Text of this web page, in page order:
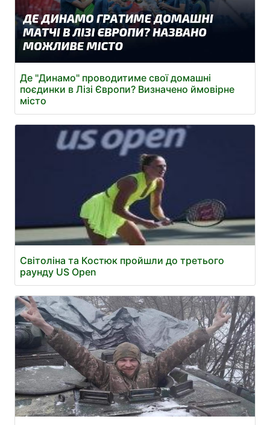
Де "Динамо" проводитиме свої домашні
поєдинки в Лізі Європи? Визначено ймовірне
місто
Світоліна та Костюк пройшли до третього
раунду US Open